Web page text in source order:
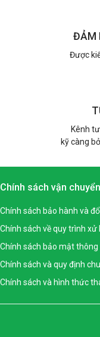
ĐẢM
Được
Kênh
kỹ càng
Chính sách vận chuyển
Chính sách bảo hành và
Chính sách về quy trình xử
Chính sách bảo mật thông
Chính sách và quy định
Chính sách và hình thức